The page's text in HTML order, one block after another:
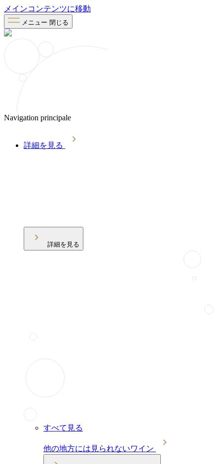
メインコンテンツに移動
メニュー 閉じる
Navigation principale
詳細を見る
詳細を見る
すべて見る
他の地方には見られないワイン